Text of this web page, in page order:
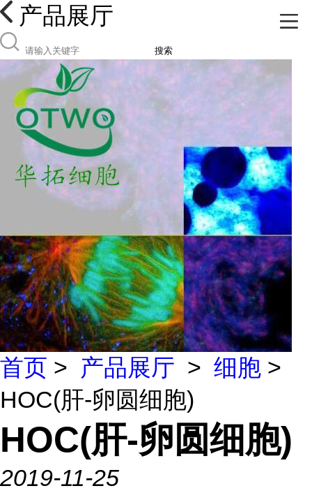
产品展厅
搜索
首页 > 产品展厅 > 细胞 >
HOC(肝-卵圆细胞)
HOC(肝-卵圆细胞)
2019-11-25